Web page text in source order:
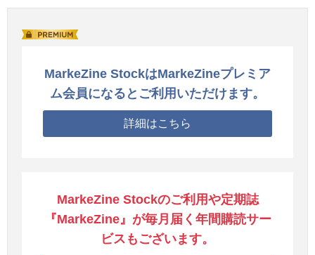
MarkeZine StockはMarkeZineプレミア
ム会員になるとご利用いただけます。
詳細はこちら
MarkeZine Stockのご利用や定期誌
『MarkeZine』が毎月届く年間購読サー
ビスもございます。